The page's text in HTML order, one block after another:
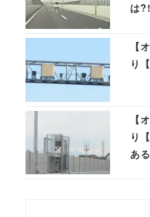
は
【
り
【
り
あ